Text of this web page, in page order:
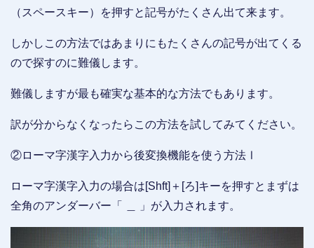
（スペースキー）を押すと記号がたくさん出て来ます。
しかしこの方法ではあまりにもたくさんの記号が出てくる
ので探すのに難儀します。
難儀しますが最も確実な基本的な方法でもあります。
訳が分からなくなったらこの方法を試してみてください。
②ローマ字漢字入力から後変換機能を使う方法Ⅰ
ローマ字漢字入力の場合は[Shft]＋[ろ]キーを押すとまずは
全角のアンダーバー「 ＿ 」が入力されます。